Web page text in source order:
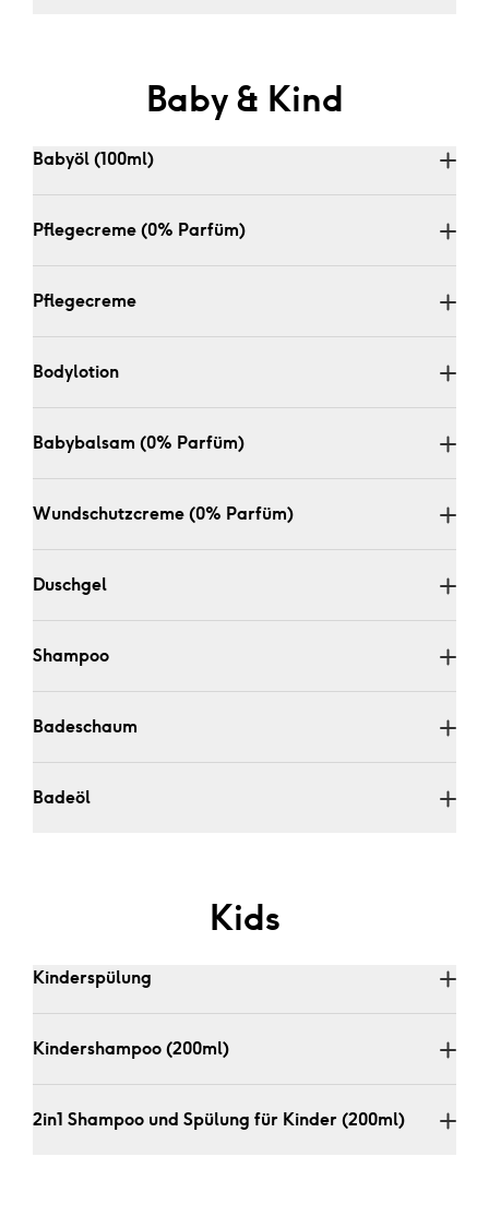
Baby & Kind
Babyöl (100ml)
Pflegecreme (0% Parfüm)
Babybalsam (0% Parfüm)
Wundschutzcreme (0% Parfüm)
Shampoo
Kids
Kindershampoo (200ml)
2in1 Shampoo und Spülung für Kinder (200ml)